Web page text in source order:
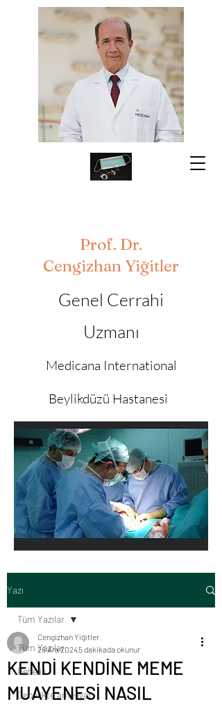
Genel Cerrahi
Uzmanı
Medicana International
Beylikdüzü Hastanesi
Prof. Dr.
Cengizhan Yiğitler
Yazı
Tüm Yazılar
Gebelik
Gebelikte ameliyat
Tüm Yazılar
KENDİ KENDİNE MEME
MUAYENESİ NASIL
Cengizhan Yiğitler
26 Ara 20245 dakikada okunur